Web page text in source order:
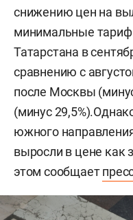
снижению цен на
минимальные
Татарстана в
сравнению с
после Москвы
(минус
южного
выросли в цене как
этом сообщает